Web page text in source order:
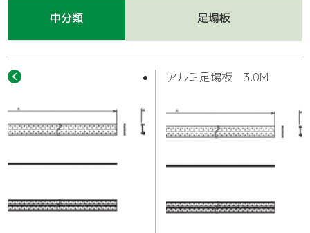
中分類 足場板
アルミ足場板 3.0M